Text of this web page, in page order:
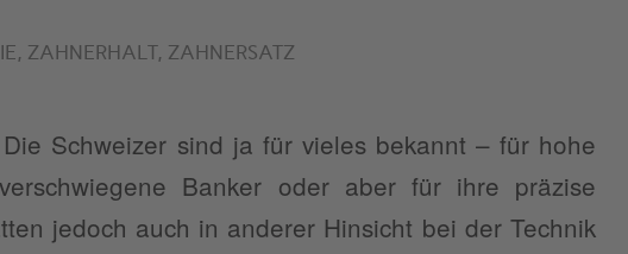
, ZAHNERHALT, ZAHNERSATZ
Schweizer sind ja für vieles bekannt – für hohe
Banker oder aber für ihre präzise
jedoch auch in anderer Hinsicht bei der Technik